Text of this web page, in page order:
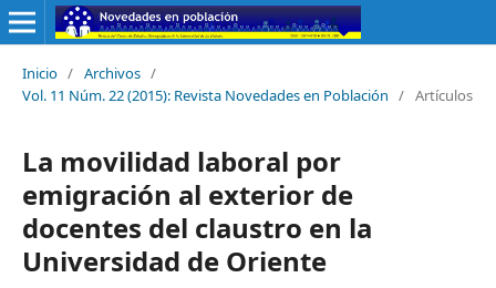
Inicio / Archivos /
Vol. 11 Núm. 22 (2015): Revista Novedades en Población / Artículos
La movilidad laboral por
emigración al exterior de
docentes del claustro en la
Universidad de Oriente